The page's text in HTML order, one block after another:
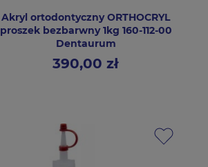
Akryl ortodontyczny ORTHOCRYL
proszek bezbarwny 1kg 160-112-00
Dentaurum
Cena
390,00 zł